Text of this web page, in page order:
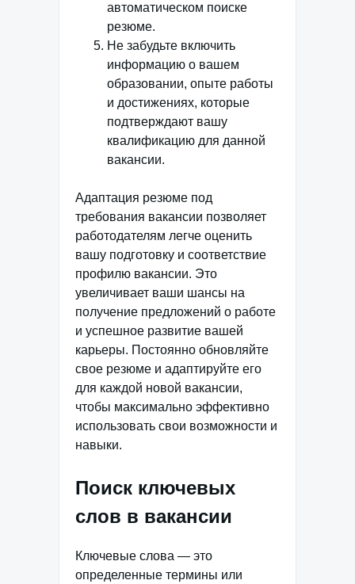
автоматическом поиске
резюме.
Не забудьте включить
информацию о вашем
образовании, опыте работы
и достижениях, которые
подтверждают вашу
квалификацию для данной
вакансии.
Адаптация резюме под
требования вакансии позволяет
работодателям легче оценить
вашу подготовку и соответствие
профилю вакансии. Это
увеличивает ваши шансы на
получение предложений о работе
и успешное развитие вашей
карьеры. Постоянно обновляйте
свое резюме и адаптируйте его
для каждой новой вакансии,
чтобы максимально эффективно
использовать свои возможности и
навыки.
Поиск ключевых
слов в вакансии
Ключевые слова — это
определенные термины или